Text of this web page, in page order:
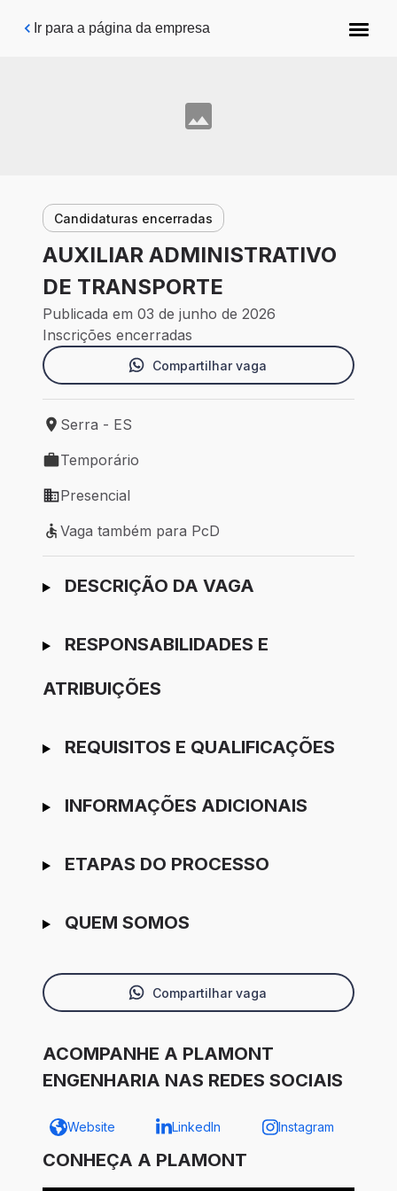
Pular para o conteúdo principal
Ir para a página da empresa
Candidaturas encerradas
AUXILIAR ADMINISTRATIVO
DE TRANSPORTE
Publicada em 03 de junho de 2026
Inscrições encerradas
Compartilhar vaga
Local de trabalho: Serra - ES
Serra - ES
Tipo de vaga: Temporário
Temporário
Modelo de trabalho: Presencial
Presencial
Vaga também para PcD
Vaga também para PcD
Ir para candidatura
DESCRIÇÃO DA VAGA
RESPONSABILIDADES E
ATRIBUIÇÕES
REQUISITOS E QUALIFICAÇÕES
INFORMAÇÕES ADICIONAIS
ETAPAS DO PROCESSO
QUEM SOMOS
Compartilhar vaga
ACOMPANHE A PLAMONT
ENGENHARIA NAS REDES SOCIAIS
Website LinkedIn Instagram
CONHEÇA A PLAMONT